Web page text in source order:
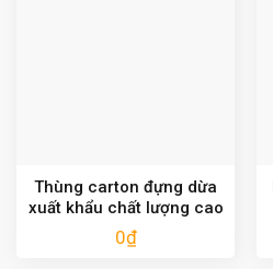
Thùng carton đựng dừa
xuất khẩu chất lượng cao
0₫